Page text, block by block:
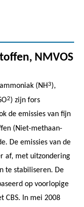
NMVOS
(NH3),
2) zijn fors
de emissies van fijn
(Niet-methaan-
De emissies van de
af, met uitzondering
te stabiliseren. De
op voorlopige
CBS. In mei 2008